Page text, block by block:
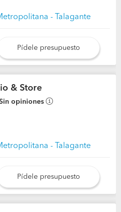
- Talagante
Pídele presupuesto
& Store
opiniones
- Talagante
Pídele presupuesto